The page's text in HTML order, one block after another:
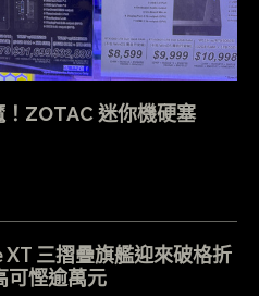
！ZOTAC 迷你機硬塞
XT 三摺疊旗艦迎來破格折
慳逾萬元